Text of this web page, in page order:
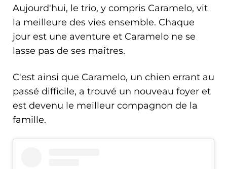
Aujourd'hui, le trio, y compris Caramelo, vit
la meilleure des vies ensemble. Chaque
jour est une aventure et Caramelo ne se
lasse pas de ses maîtres.
C'est ainsi que Caramelo, un chien errant au
passé difficile, a trouvé un nouveau foyer et
est devenu le meilleur compagnon de la
famille.